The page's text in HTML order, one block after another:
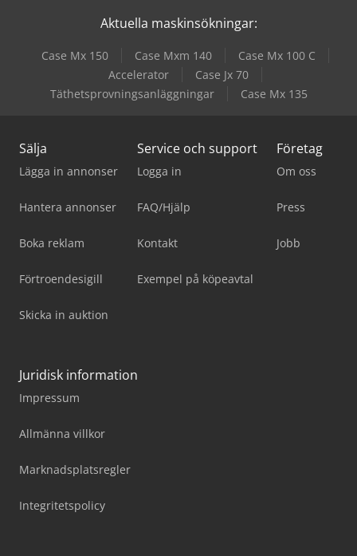
Aktuella maskinsökningar:
Case Mx 150 Case Mxm 140
Case Mx 100 C
Accelerator
Case Jx 70
Täthetsprovningsanläggningar
Case Mx 135
Sälja
Lägga in annonser
Hantera annonser
Boka reklam
Förtroendesigill
Skicka in auktion
Service och support
Logga in
FAQ/Hjälp
Kontakt
Exempel på köpeavtal
Företag
Om oss
Press
Jobb
Juridisk information
Impressum
Allmänna villkor
Marknadsplatsregler
Integritetspolicy